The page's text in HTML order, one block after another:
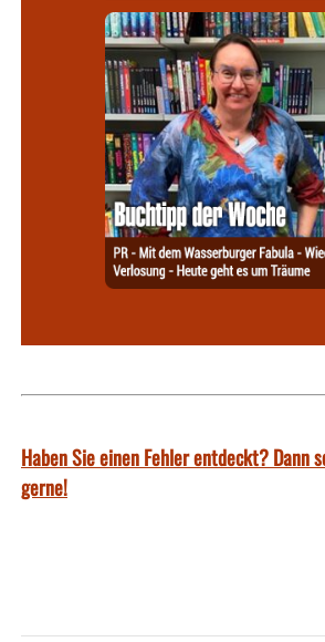
Haben Sie einen Fehler entdeckt? Dann
gerne!